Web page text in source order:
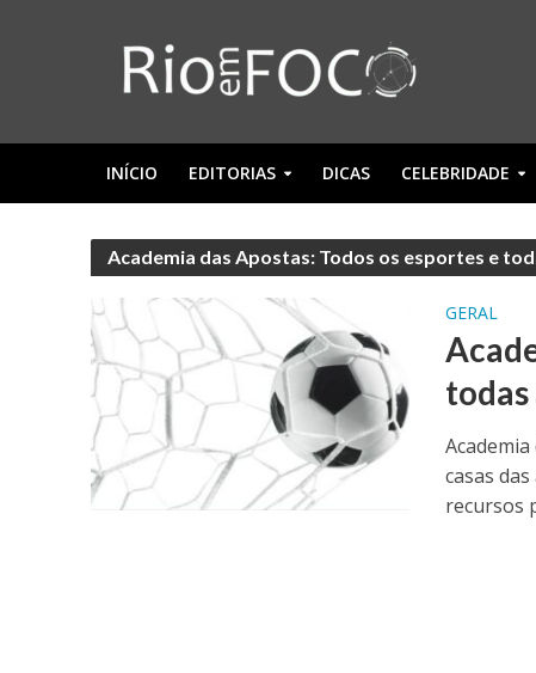
INÍCIO EDITORIAS DICAS CELEBRIDADE
Academia das Apostas: Todos os esportes e
GERAL
todas
casas
recursos